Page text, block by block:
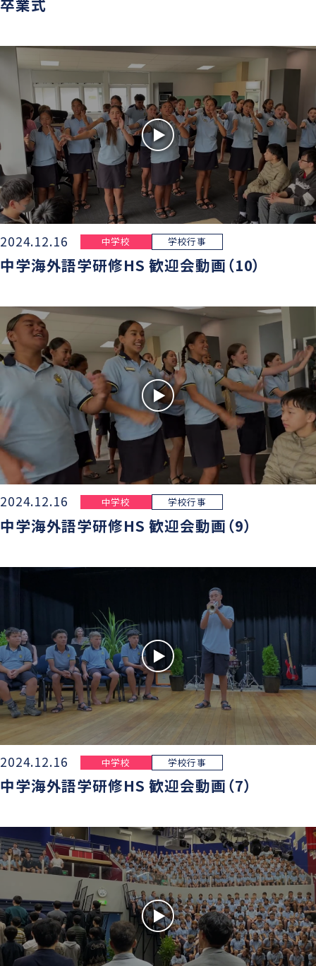
卒業式
2024.12.16 中学校 学校行事
中学海外語学研修HS 歓迎会動画（10）
2024.12.16 中学校 学校行事
中学海外語学研修HS 歓迎会動画（9）
2024.12.16 中学校 学校行事
中学海外語学研修HS 歓迎会動画（7）